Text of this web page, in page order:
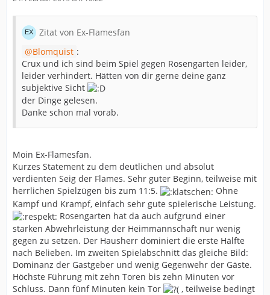
Zitat von Ex-Flamesfan
Blomquist :
Crux und ich sind beim Spiel gegen Rosengarten leider,
leider verhindert. Hätten von dir gerne deine ganz
subjektive Sicht
der Dinge gelesen.
Danke schon mal vorab.
Moin Ex-Flamesfan.
Kurzes Statement zu dem deutlichen und absolut
verdienten Seig der Flames. Sehr guter Beginn, teilweise mit
herrlichen Spielzügen bis zum 11:5.
Ohne
Kampf und Krampf, einfach sehr gute spielerische Leistung.
Rosengarten hat da auch aufgrund einer
starken Abwehrleistung der Heimmannschaft nur wenig
gegen zu setzen. Der Hausherr dominiert die erste Hälfte
nach Belieben. Im zweiten Spielabschnitt das gleiche Bild:
Dominanz der Gastgeber und wenig Gegenwehr der Gäste.
Höchste Führung mit zehn Toren bis zehn Minuten vor
Schluss. Dann fünf Minuten kein Tor
, teilweise bedingt